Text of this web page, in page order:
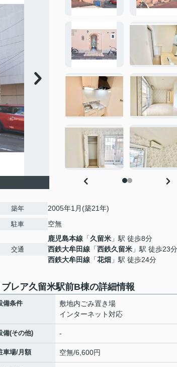
築年 2005年1月(築21年)
駐車 空無
交通
鹿児島本線 「久留米 」駅 徒歩8分
西鉄大牟田線 「西鉄久留米 」駅 徒歩23分
西鉄大牟田線 「花畑 」駅 徒歩24分
ブレア久留米駅前B棟の詳細情報
備条件
敷地内ごみ置き場
インターネット対応
備(その他) -
車場/月額 空無/6,600円